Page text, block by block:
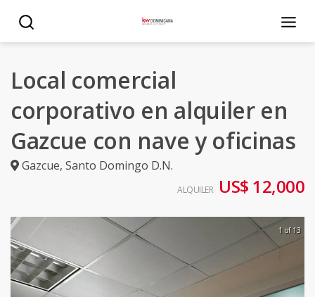
Local comercial
corporativo en alquiler en
Gazcue con nave y oficinas
Gazcue, Santo Domingo D.N.
ALQUILER US$ 12,000
1 of 13